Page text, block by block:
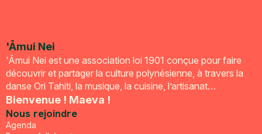
'Āmui Nei
'Āmui Nei est une association loi 1901 conçue pour faire
découvrir et partager la culture polynésienne, à travers la
danse Ori Tahiti, la musique, la cuisine, l’artisanat…
Bienvenue ! Maeva !
Nous rejoindre
Agenda